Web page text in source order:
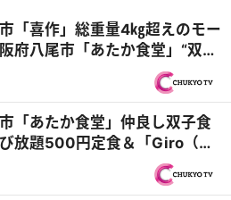
「喜作」総重量4㎏超えのモー
府八尾市「あたか食堂」“双子
再び登場『オモウマい店』
「あたか食堂」仲良し双子食
放題500円定食＆「Giro（ジ
字フレンチ絶品スープ『オモ